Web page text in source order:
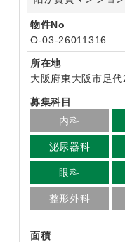
物件No
O-03-26011316
所在地
大阪府東大阪市足
募集科目
内科
泌尿器科
眼科
整形外科
面積